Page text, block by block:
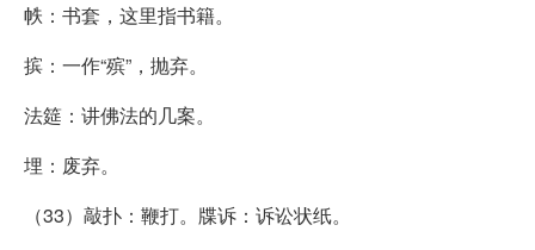
帙：书套，这里指书籍。
摈：一作“殡”，抛弃。
法筵：讲佛法的几案。
埋：废弃。
（33）敲扑：鞭打。牒诉：诉讼状纸。